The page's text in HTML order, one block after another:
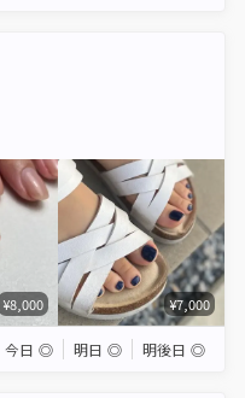
¥8,000 ¥7,000
今日 ◎ 明日 ◎ 明後日 ◎